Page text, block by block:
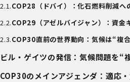
COP28（ドバイ）：化石燃料削減へ
COP29（アゼルバイジャン）：資金
COP30直前の世界動向：気候は“複
ビル・ゲイツの発信：気候問題を“
COP30のメインアジェンダ：適応